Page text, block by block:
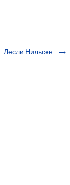
Лесли Нильсен